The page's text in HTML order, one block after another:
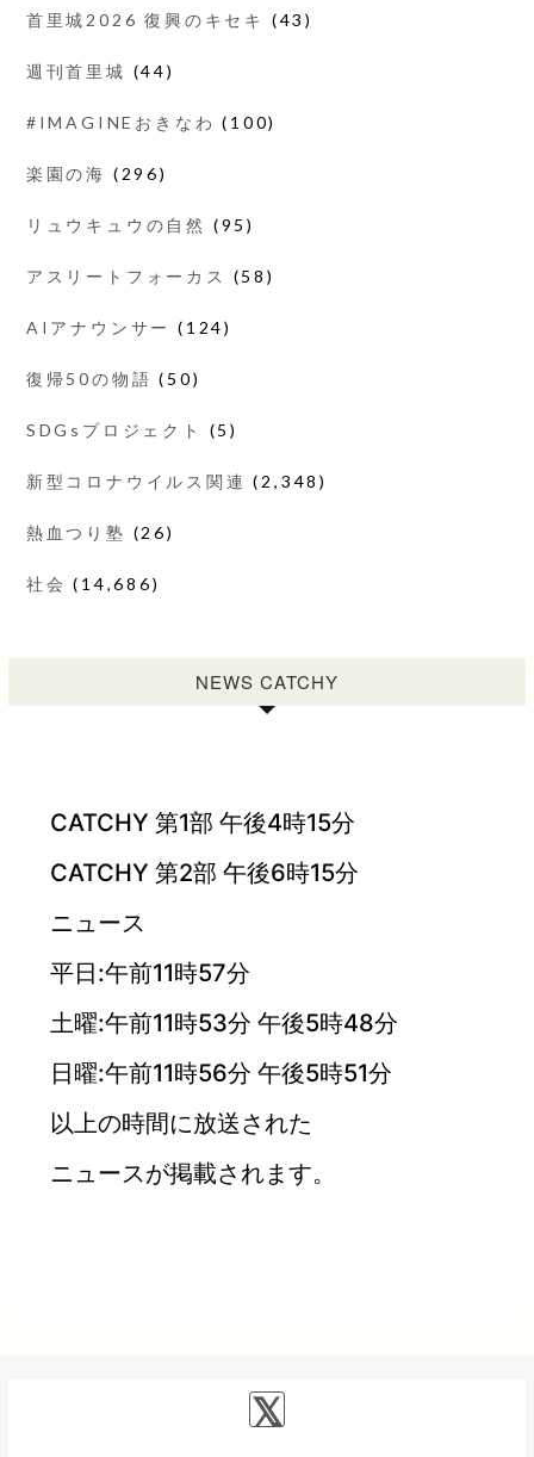
首里城2026 復興のキセキ (43)
週刊首里城 (44)
#IMAGINEおきなわ (100)
楽園の海 (296)
リュウキュウの自然 (95)
アスリートフォーカス (58)
AIアナウンサー (124)
復帰50の物語 (50)
SDGsプロジェクト (5)
新型コロナウイルス関連 (2,348)
熱血つり塾 (26)
社会 (14,686)
NEWS CATCHY
CATCHY 第1部 午後4時15分
CATCHY 第2部 午後6時15分
ニュース
平日:午前11時57分
土曜:午前11時53分 午後5時48分
日曜:午前11時56分 午後5時51分
以上の時間に放送された
ニュースが掲載されます。